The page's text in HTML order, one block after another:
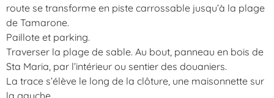
route se transforme en piste carrossable jusqu’à la plage
de Tamarone.
Paillote et parking.
Traverser la plage de sable. Au bout, panneau en bois de
Sta Maria, par l’intérieur ou sentier des douaniers.
La trace s’élève le long de la clôture, une maisonnette sur
la gauche.